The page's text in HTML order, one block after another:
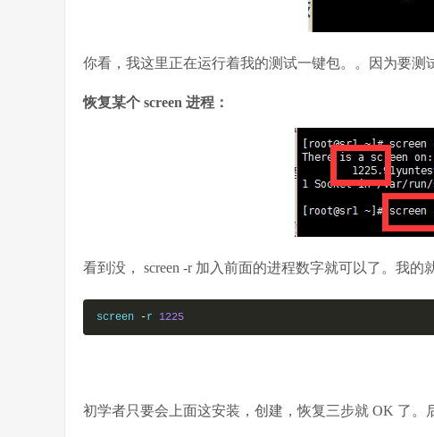
你看，我这里正在运行着我的测试一键包。。因为要测
恢复某个 screen 进程：
看到没， screen -r 加入前面的进程数字就可以了。我的
screen -r 1225
初学者只要会上面这安装，创建，恢复三步就 OK 了。